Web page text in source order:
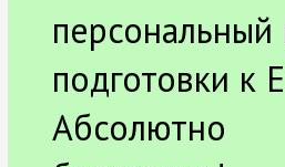
персональный
подготовки к
Абсолютно